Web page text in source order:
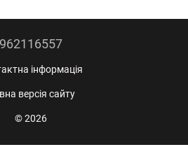
інформація
версія сайту
© 2026